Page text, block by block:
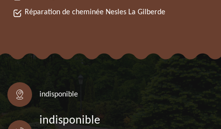
Réparation de cheminée Nesles La Gilberde
indisponible
indisponible